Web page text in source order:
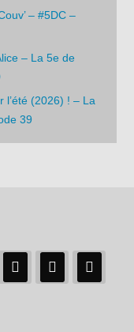
– #5DC –
– La 5e de
l’été (2026) ! – La
39